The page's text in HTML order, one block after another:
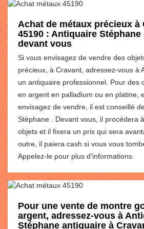
Achat de métaux précieux à
45190 : Antiquaire Stéphane
devant vous
Si vous envisagez de vendre des
précieux, à Cravant, adressez-vous à
un antiquaire professionnel. Pour des
en argent en palladium ou en platine,
envisagez de vendre, il est conseillé
Stéphane . Devant vous, il procédera
objets et il fixera un prix qui sera
outre, il paiera cash si vous vous
Appelez-le pour plus d’informations.
Pour une vente de montre
argent, adressez-vous à
Stéphane antiquaire à